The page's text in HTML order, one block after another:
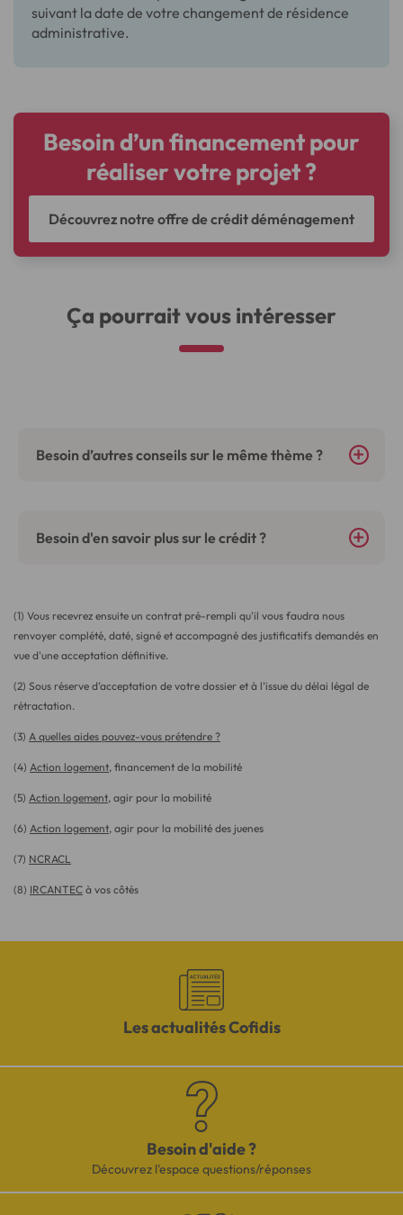
suivant la date de votre changement de résidence
administrative.
Besoin d’un financement pour
réaliser votre projet ?
Découvrez notre offre de crédit déménagement
Ça pourrait vous intéresser
Besoin d’autres conseils sur le même thème ?
Besoin d'en savoir plus sur le crédit ?
(1) Vous recevrez ensuite un contrat pré-rempli qu'il vous faudra nous
renvoyer complété, daté, signé et accompagné des justificatifs demandés en
vue d'une acceptation définitive.
(2) Sous réserve d’acceptation de votre dossier et à l’issue du délai légal de
rétractation.
(3) A quelles aides pouvez-vous prétendre ?
(4) Action logement, financement de la mobilité
(5) Action logement, agir pour la mobilité
(6) Action logement, agir pour la mobilité des juenes
(7) NCRACL
(8) IRCANTEC à vos côtés
Les actualités Cofidis
Besoin d'aide ?
Découvrez l'espace questions/réponses